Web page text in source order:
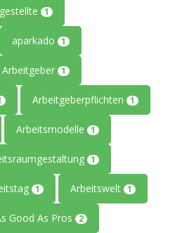
1
aparkado 1
Arbeitgeber 1
Arbeitgeberpflichten 1
Arbeitsmodelle 1
1
1 Arbeitswelt 1
Good As Pros 2